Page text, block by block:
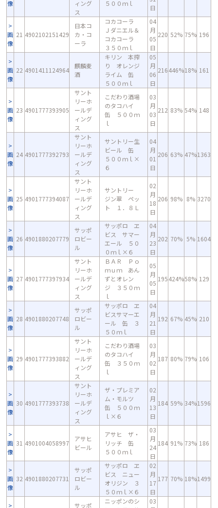
像
ィング
ス
５００ｍｌ
日
画
像
21 4902102151429
日本コ
カ・コ
ーラ
コカコーラ
Ｊダニエル＆
コカコーラ
３５０ｍｌ
04
月
05
日
220 52% 75% 196
画
像
22 4901411124964
麒麟麦
酒
キリン 本搾
り オレンジ
ライム 缶
５００ｍｌ
05
月
06
日
216446%18% 161
画
像
23 4901777393905
サント
リーホ
ールデ
ィング
ス
こだわり酒場
のタコハイ
缶 ５００ｍ
ｌ
03
月
03
日
212 83% 54% 148
画
像
24 4901777392793
サント
リーホ
ールデ
ィング
ス
サントリー生
ビール 缶
５００ｍｌ×
６
04
月
01
日
206 63% 47%1363
画
像
25 4901777394087
サント
リーホ
ールデ
ィング
ス
サントリー
ジン翠 ペッ
ト １．８Ｌ
02
月
18
日
206 98% 8% 3270
画
像
26 4901880207779
サッポ
ロビー
ル
サッポロ ヱ
ビス サマー
エール ５０
０ｍｌ×６
04
月
23
日
202 70% 5% 1604
画
像
27 4901777397934
サント
リーホ
ールデ
ィング
ス
ＢＡＲ Ｐｏ
ｍｕｍ あん
ずとオレン
ジ ３５０ｍ
ｌ
05
月
05
日
195424%58% 129
画
像
28 4901880207748
サッポ
ロビー
ル
サッポロ ヱ
ビスサマーエ
ール 缶 ３
５０ｍｌ
04
月
21
日
192 67% 45% 210
画
像
29 4901777393882
サント
リーホ
ールデ
ィング
ス
こだわり酒場
のタコハイ
缶 ３５０ｍ
ｌ
03
月
02
日
187 80% 79% 106
画
像
30 4901777393738
サント
リーホ
ールデ
ィング
ス
ザ・プレミア
ム・モルツ
缶 ５００ｍ
ｌ×６
02
月
13
日
184 59% 34%1596
画
像
31 4901004058997
アサヒ
ビール
アサヒ ザ・
リッチ 缶
５００ｍｌ
03
月
24
日
184 91% 73% 186
画
像
32 4901880207731
サッポ
ロビー
ル
サッポロ ヱ
ビス ニュー
オリジン ３
５０ｍｌ×６
02
月
17
日
177 70% 18%1499
サッポ
ニッポンのシ
03